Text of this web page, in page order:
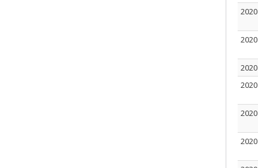
2020
2020
2020
2020
2020
2020